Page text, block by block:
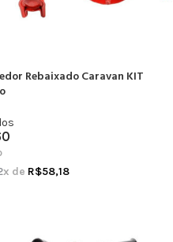
Rebaixado Caravan KIT
x de R$58,18